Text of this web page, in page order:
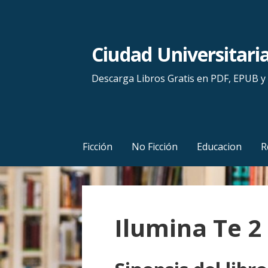
n
t
e
n
i
d
Ciudad
Descarga Libros Gratis en PDF, EPUB y
Ficción No Ficción Educacion
Ilumina Te 2